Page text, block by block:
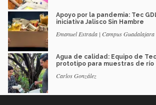
Apoyo por la pandemia: Tec
iniciativa Jalisco Sin Hambre
Emanuel Estrada | Campus Guadalajara
Agua de calidad: Equipo de
prototipo para muestras de río
Carlos González